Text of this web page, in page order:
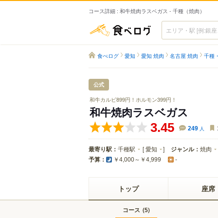
コース詳細 : 和牛焼肉ラスベガス - 千種（焼肉）
食べログ
食べログ 愛知 愛知 焼肉 名古屋 焼肉 千種
公式
和牛カルビ899円！ホルモン399円！
和牛焼肉ラスベガス
3.45 249 人
最寄り駅： 千種駅 [愛知 ] ジャンル： 焼肉
予算： ￥4,000～￥4,999 -
トップ 座席
コース (5)